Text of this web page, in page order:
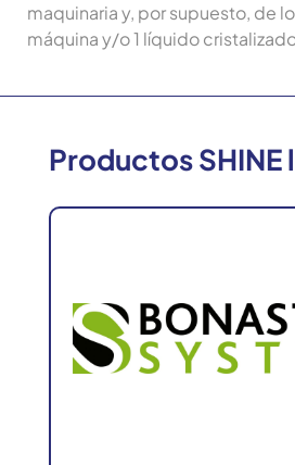
maquinaria y, por supuesto, de
máquina y/o 1 líquido
Productos SHINE